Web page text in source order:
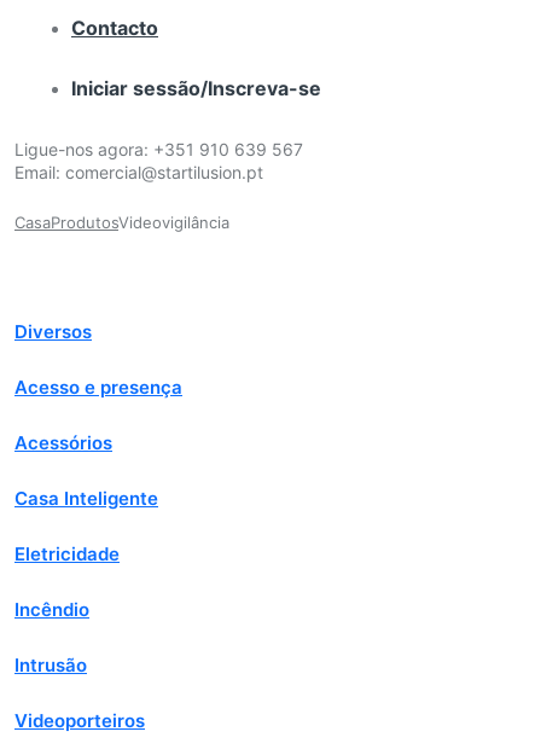
Contacto
Iniciar sessão/Inscreva-se
Ligue-nos agora: +351 910 639 567
Email: comercial@startilusion.pt
CasaProdutosVideovigilância
Diversos
Acesso e presença
Acessórios
Casa Inteligente
Eletricidade
Incêndio
Intrusão
Videoporteiros